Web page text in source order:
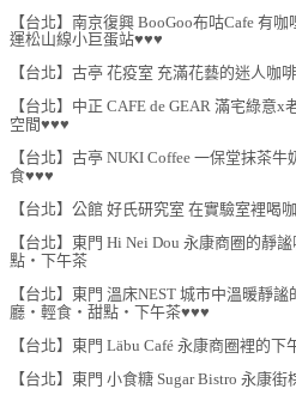
【台北】南京復興 BooGoo布咕Cafe 有
運松山線小巨蛋站♥♥♥
【台北】古亭 花疫室 充滿花藝的迷人
【台北】中正 CAFE de GEAR 滿宅綠
空間♥♥♥
【台北】古亭 NUKI Coffee 一保堂抹茶牛
食♥♥♥
【台北】公館 好氏研究室 在實驗室裡喝
【台北】東門 Hi Nei Dou 永康商圈的
點‧下午茶
【台北】東門 溫床NEST 城市中溫暖靜
廳‧輕食‧甜點‧下午茶♥♥♥
【台北】東門 Läbu Café 永康商圈裡的
【台北】東門 小食糖 Sugar Bistro 永康